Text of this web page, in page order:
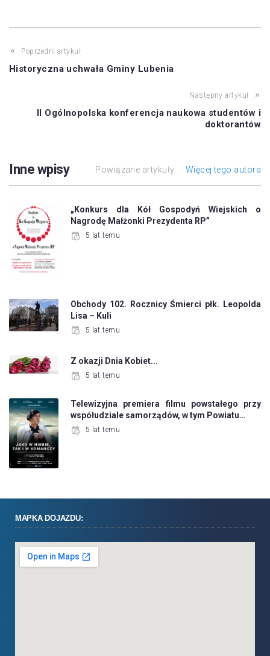
Poprzedni artykuł
Historyczna uchwała Gminy Lubenia
Następny artykuł
II Ogólnopolska konferencja naukowa studentów i
doktorantów
Inne wpisy Powiązane artykuły Więcej tego autora
„Konkurs dla Kół Gospodyń Wiejskich o
Nagrodę Małżonki Prezydenta RP”
5 lat temu
Obchody 102. Rocznicy Śmierci płk. Leopolda
Lisa – Kuli
5 lat temu
Z okazji Dnia Kobiet...
5 lat temu
Telewizyjna premiera filmu powstałego przy
współudziale samorządów, w tym Powiatu…
5 lat temu
MAPKA DOJAZDU: